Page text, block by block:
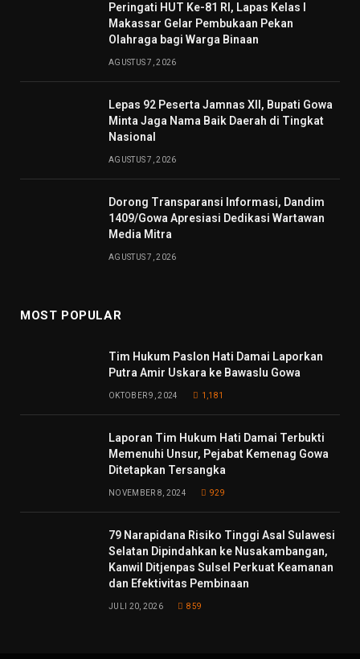
Peringati HUT Ke-81 RI, Lapas Kelas I
Makassar Gelar Pembukaan Pekan
Olahraga bagi Warga Binaan
AGUSTUS 7, 2026
Lepas 92 Peserta Jamnas XII, Bupati Gowa
Minta Jaga Nama Baik Daerah di Tingkat
Nasional
AGUSTUS 7, 2026
Dorong Transparansi Informasi, Dandim
1409/Gowa Apresiasi Dedikasi Wartawan
Media Mitra
AGUSTUS 7, 2026
MOST POPULAR
Tim Hukum Paslon Hati Damai Laporkan
Putra Amir Uskara ke Bawaslu Gowa
OKTOBER 9, 2024 1,181
Laporan Tim Hukum Hati Damai Terbukti
Memenuhi Unsur, Pejabat Kemenag Gowa
Ditetapkan Tersangka
NOVEMBER 8, 2024 929
79 Narapidana Risiko Tinggi Asal Sulawesi
Selatan Dipindahkan ke Nusakambangan,
Kanwil Ditjenpas Sulsel Perkuat Keamanan
dan Efektivitas Pembinaan
JULI 20, 2026 859